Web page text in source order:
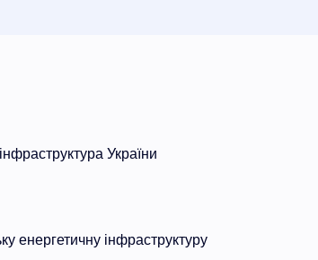
України
енергетичну інфраструктуру